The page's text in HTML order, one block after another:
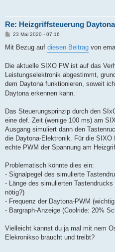
Re: Heizgriffsteuerung
B
i
a
g
23 Mai 2020 - 07:16
Mit Bezug auf diesen Beitrag von
Die aktuelle SIXO FW ist auf das
Leistungselektronik abgestimmt,
dem Daytona funktionieren, soweit
Daytona erkennen kann.
Das Steuerungsprinzip durch den
eine def. Zeit (wenige 100 ms) am
Ausgang simuliert dann den
die Daytona-Elektronik. Für die
echte PWM der Spannung am
Problematisch könnte dies ein:
- Signalpegel des simulierte
- Länge des simulierten
nötig?)
- Frequenz der Daytona-PWM
- Bargraph-Anzeige (Coolride: 20%
Vielleicht kannst du ja mal mit nem
Elekronikso braucht und treibt?